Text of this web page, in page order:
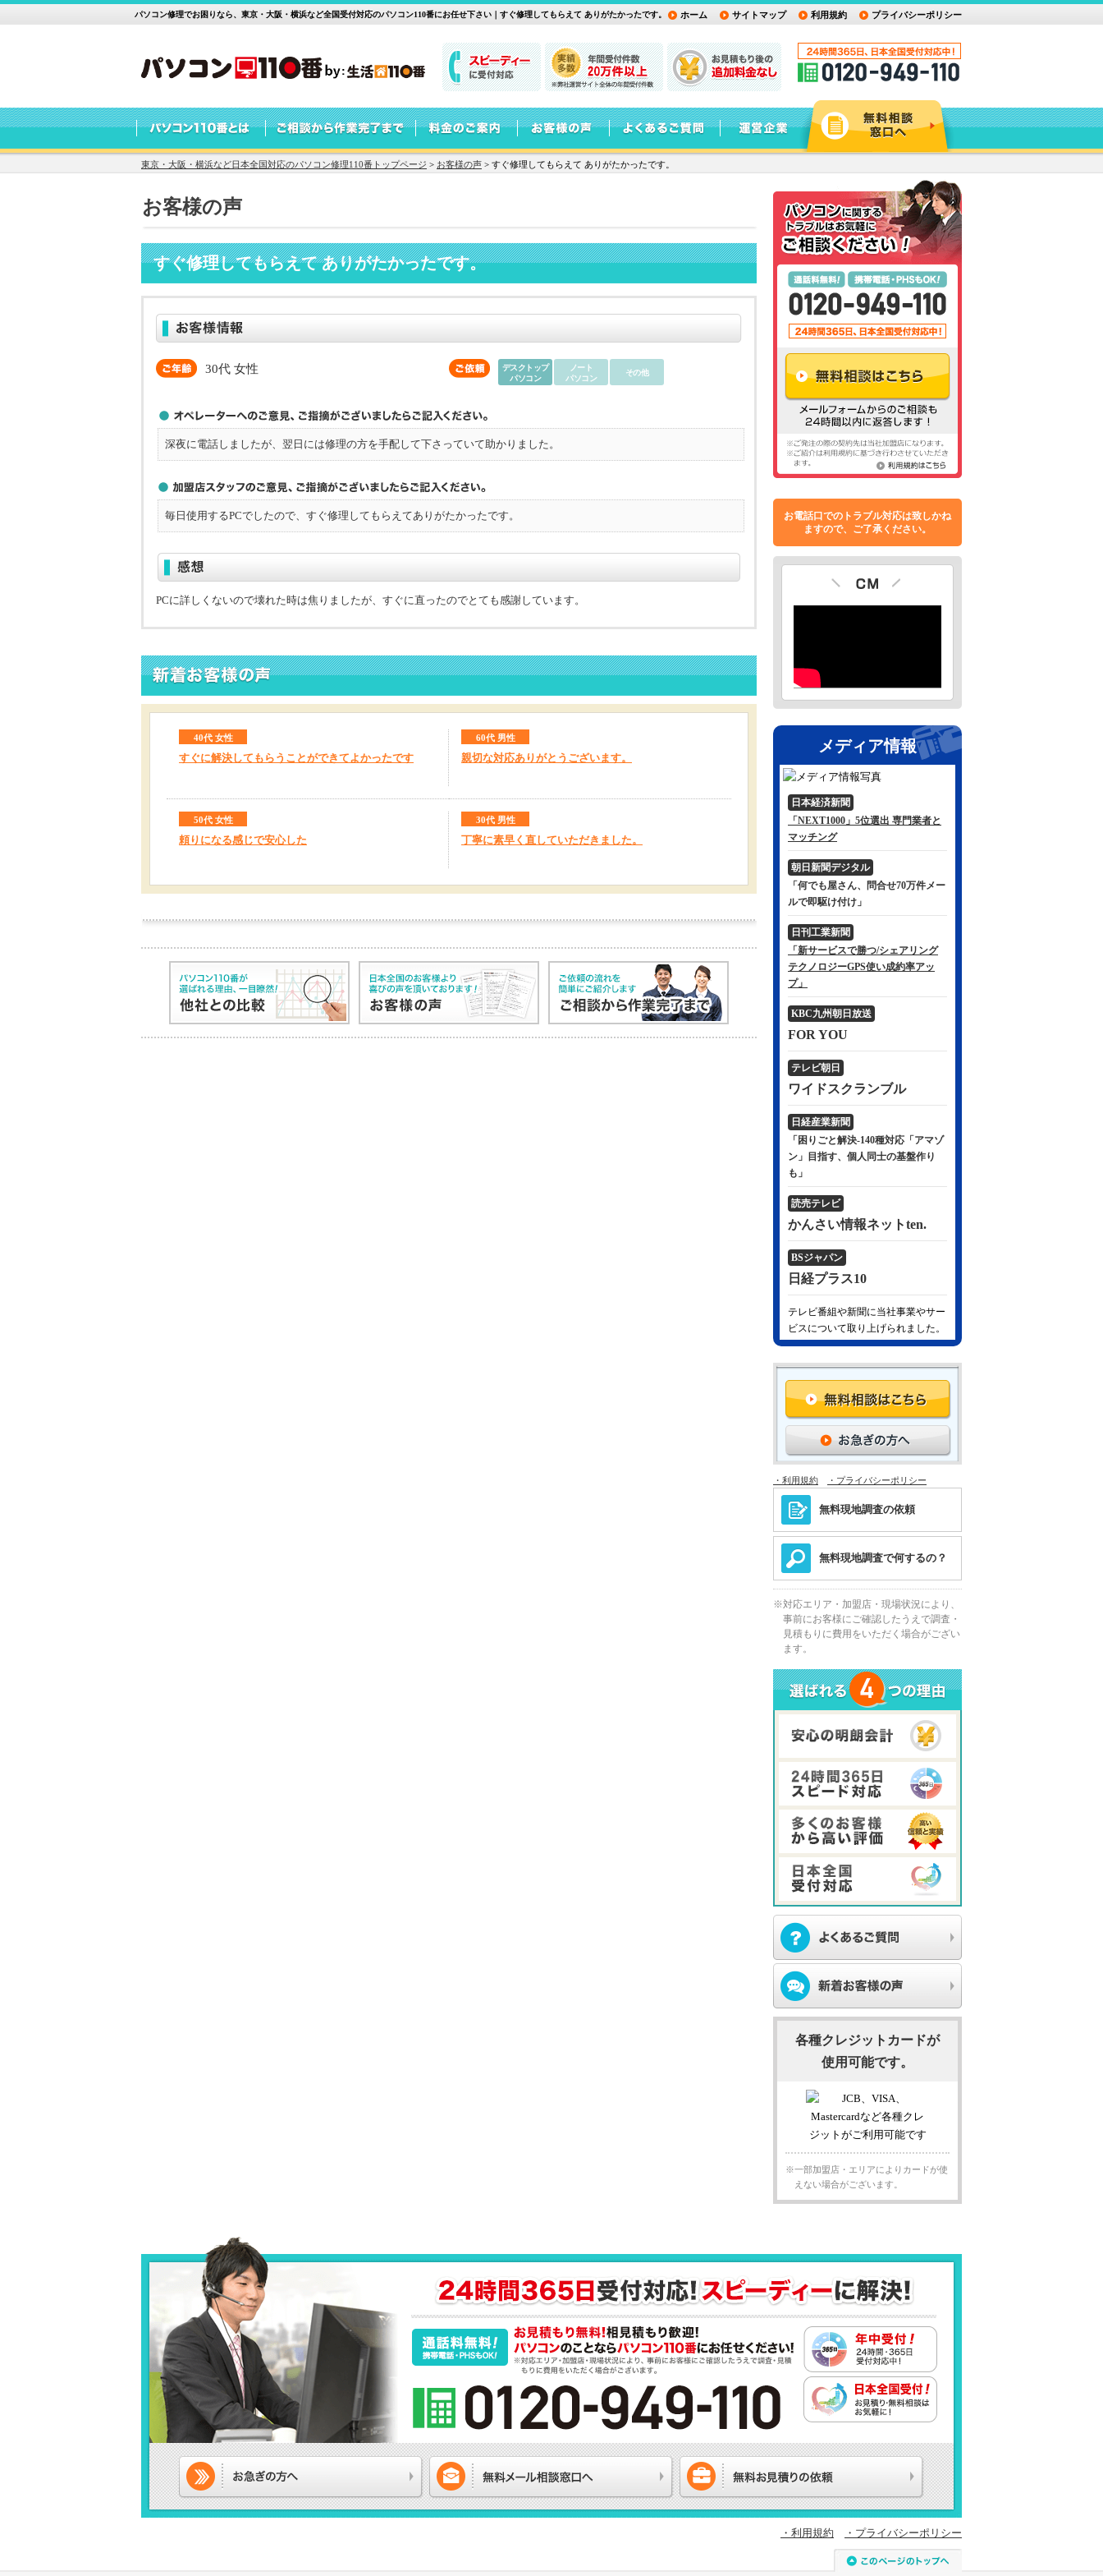
パソコン修理でお困りなら、東京・大阪・横浜など全国受付対応のパソコン110番にお任せ下さい｜すぐ修理してもらえて ありがたかったです。 プライバシーポリシー
利用規約
サイトマップ
ホーム
東京・大阪・横浜など日本全国対応のパソコン修理110番トップページ > お客様の声 > すぐ修理してもらえて ありがたかったです。
お客様の声
すぐ修理してもらえて ありがたかったです。
30代 女性
デスクトップ
パソコン
ノート
パソコン
その他
深夜に電話しましたが、翌日には修理の方を手配して下さっていて助かりました。
毎日使用するPCでしたので、すぐ修理してもらえてありがたかったです。
PCに詳しくないので壊れた時は焦りましたが、すぐに直ったのでとても感謝しています。
40代 女性
すぐに解決してもらうことができてよかったです
60代 男性
親切な対応ありがとうございます。
50代 女性
頼りになる感じで安心した
30代 男性
丁寧に素早く直していただきました。
お電話口でのトラブル対応は致しかね
ますので、ご了承ください。
メディア情報
日本経済新聞
「NEXT1000」5位選出 専門業者と
マッチング
朝日新聞デジタル
「何でも屋さん、問合せ70万件メー
ルで即駆け付け」
日刊工業新聞
「新サービスで勝つ/シェアリング
テクノロジーGPS使い成約率アッ
プ」
KBC九州朝日放送
FOR YOU
テレビ朝日
ワイドスクランブル
日経産業新聞
「困りごと解決-140種対応「アマゾ
ン」目指す、個人同士の基盤作り
も」
読売テレビ
かんさい情報ネットten.
BSジャパン
日経プラス10
テレビ番組や新聞に当社事業やサー
ビスについて取り上げられました。
・利用規約 ・プライバシーポリシー
無料現地調査の依頼
無料現地調査で何するの？
対応エリア・加盟店・現場状況により、
事前にお客様にご確認したうえで調査・
見積もりに費用をいただく場合がござい
ます。
各種クレジットカードが
使用可能です。
※一部加盟店・エリアによりカードが使
えない場合がございます。
・利用規約 ・プライバシーポリシー